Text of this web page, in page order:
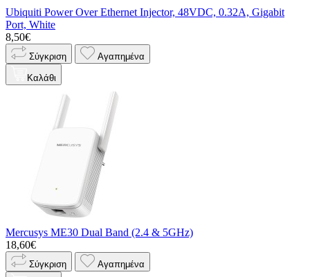
Ubiquiti Power Over Ethernet Injector, 48VDC, 0.32A, Gigabit
Port, White
8,50€
Σύγκριση Αγαπημένα
Καλάθι
Mercusys ME30 Dual Band (2.4 & 5GHz)
18,60€
Σύγκριση Αγαπημένα